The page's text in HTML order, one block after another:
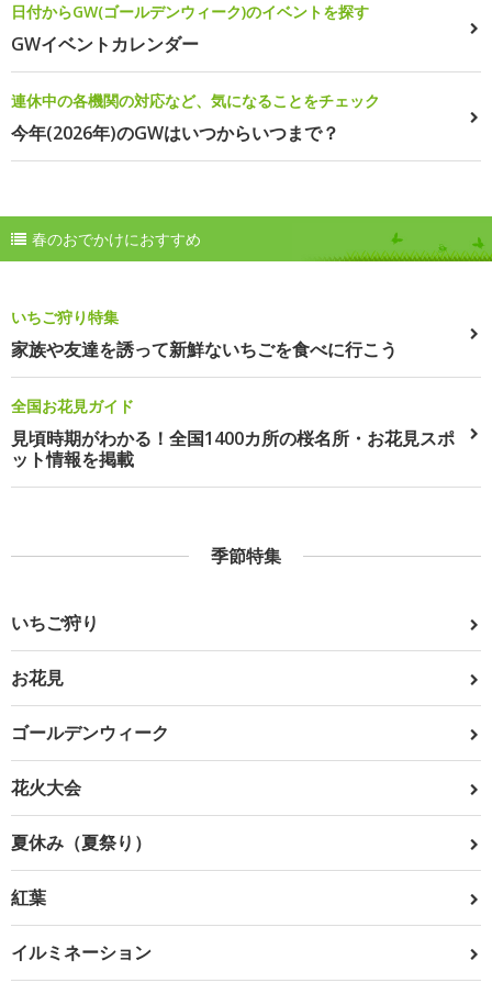
日付からGW(ゴールデンウィーク)のイベントを探す
GWイベントカレンダー
連休中の各機関の対応など、気になることをチェック
今年(2026年)のGWはいつからいつまで？
春のおでかけにおすすめ
いちご狩り特集
家族や友達を誘って新鮮ないちごを食べに行こう
全国お花見ガイド
見頃時期がわかる！全国1400カ所の桜名所・お花見スポ
ット情報を掲載
季節特集
いちご狩り
お花見
ゴールデンウィーク
花火大会
夏休み（夏祭り）
紅葉
イルミネーション